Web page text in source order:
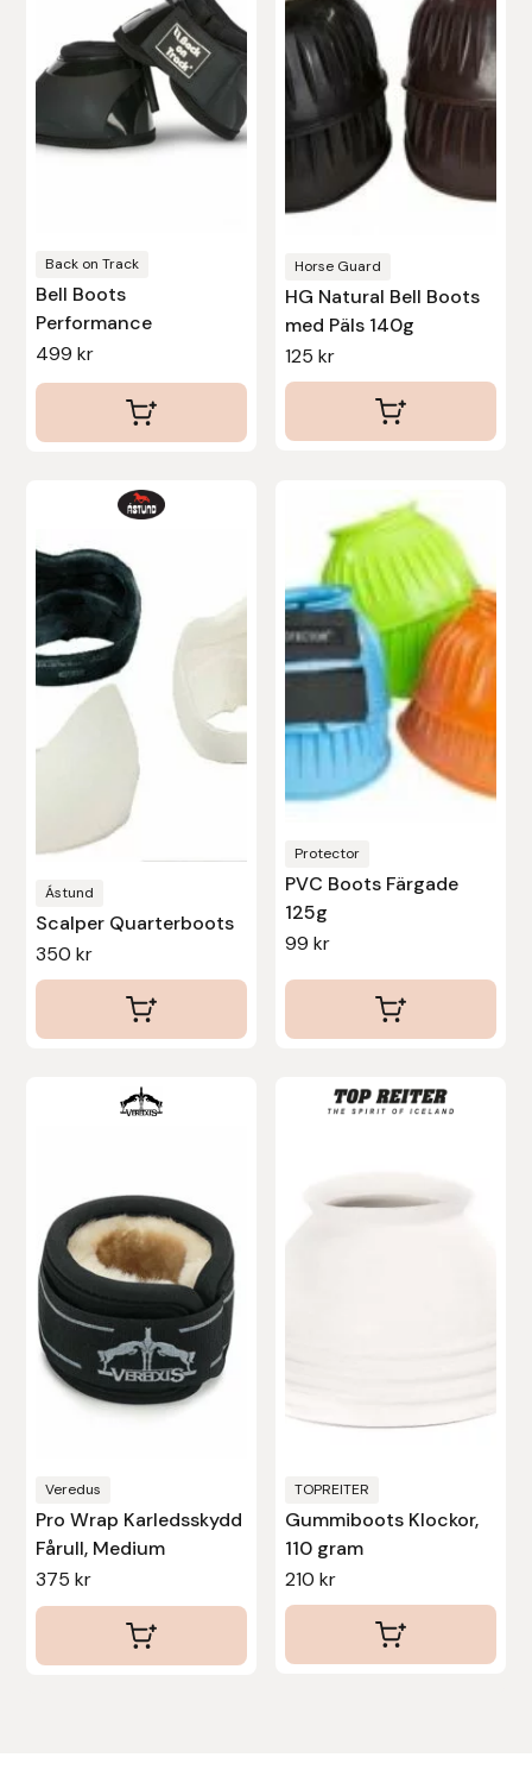
Back on Track
Bell Boots
Performance
499kr
varianter.
De
alternativen
produktsidan
Horse Guard
HG Natural Bell Boots
med Päls 140g
125 kr
flera
varianter.
De
olika
alternativen
väljas
produktsidan
Ástund
Scalper Quarterboots
350kr
produkten
har
flera
varianter.
olika
alternativen
på
produktsidan
Protector
PVC Boots Färgade
125g
99 kr
produkten
har
flera
varianter.
olika
alternativen
kan
på
produktsidan
Veredus
Pro Wrap Karledsskydd
Fårull, Medium
375kr
TOPREITER
Gummiboots Klockor,
110 gram
210 kr
väljas
produktsidan